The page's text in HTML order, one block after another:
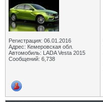
Регистрация: 06.01.2016
Адрес: Кемеровская обл.
Автомобиль: LADA Vesta 2015
Сообщений: 6,738